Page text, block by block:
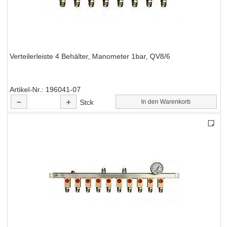
Verteilerleiste 4 Behälter, Manometer 1bar, QV8/6
Artikel-Nr.
196041-07
Stck
In den Warenkorb